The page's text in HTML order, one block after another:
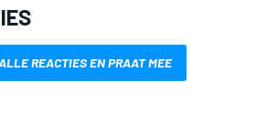
REACTIES EN PRAAT MEE